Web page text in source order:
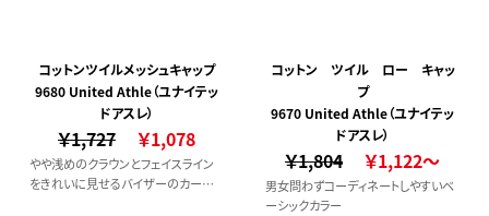
コットンツイルメッシュキャップ
9680 United Athle（ユナイテッ
ドアスレ）
￥1,727 ￥1,078
やや浅めのクラウンとフェイスライン
をきれいに見せるバイザーのカーブ
コットン ツイル ロー キャッ
プ
9670 United Athle（ユナイテッ
ドアスレ）
￥1,804 ￥1,122～
男女問わずコーディネートしやすいベ
ーシックカラー